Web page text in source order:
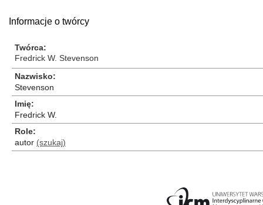
Informacje o twórcy
Twórca
Fredrick W. Stevenson
Nazwisko
Stevenson
Imię
Fredrick W.
Role
autor (szukaj)